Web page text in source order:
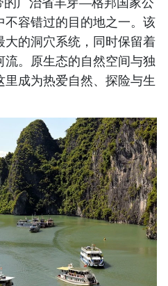
容错过的目的地之一。该
的洞穴系统，同时保留着
。原生态的自然空间与独
成为热爱自然、探险与生